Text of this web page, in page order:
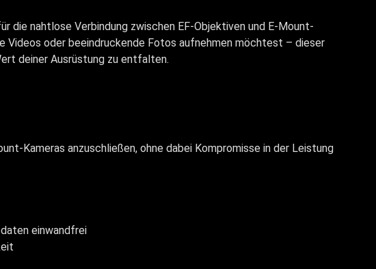
nahtlose Verbindung zwischen EF-Objektiven und E-Mount-
Videos oder beeindruckende Fotos aufnehmen möchtest – dieser
deiner Ausrüstung zu entfalten.
Kameras anzuschließen, ohne dabei Kompromisse in der Leistung
einwandfrei